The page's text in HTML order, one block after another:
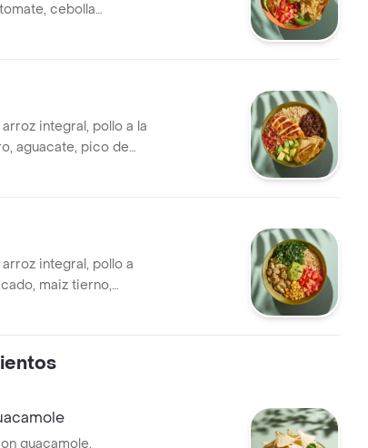
cebolla
cilantro y
integral, pollo a la
aguacate, pico de
integral, pollo a
maiz tierno,
y cilantro.
guacamole.